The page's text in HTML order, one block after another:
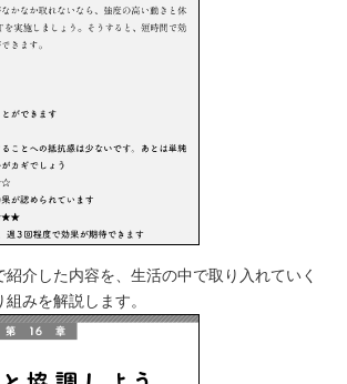
介した内容を、生活の中で取り入れていく
みを解説します。